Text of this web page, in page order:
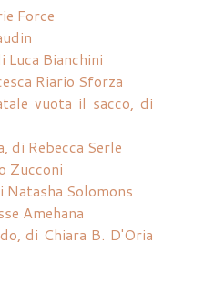
Force
Luca Bianchini
Riario Sforza
vuota il sacco, di
di Rebecca Serle
Zucconi
Natasha Solomons
Amehana
di Chiara B. D'Oria